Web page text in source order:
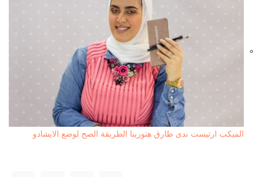
الميكب ارتيست ندى طارق هتورينا الطريقة الصح لوضع الايشادو